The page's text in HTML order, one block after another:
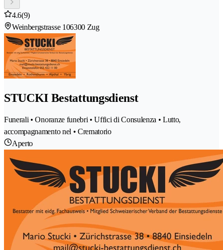
4.6(9)
Weinbergstrasse 106300 Zug
STUCKI Bestattungsdienst
Funerali • Onoranze funebri • Uffici di Consulenza • Lutto,
accompagnamento nel • Crematorio
Aperto